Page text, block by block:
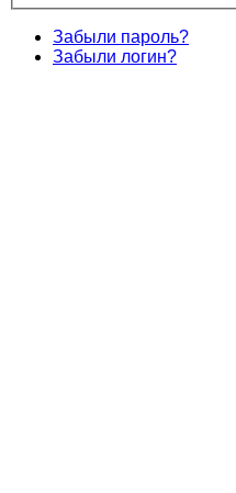
Забыли пароль?
Забыли логин?